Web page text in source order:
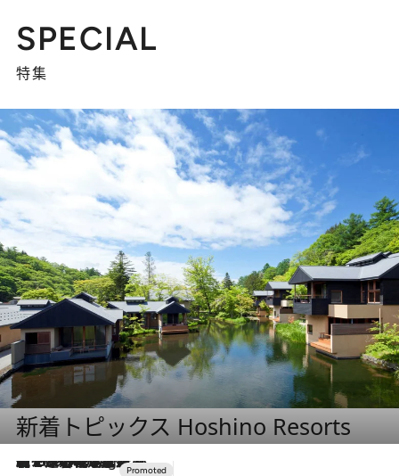
SPECIAL
特集
新着トピックス Hoshino Resorts
10 Hours Ago
【トンボの足水浴】ヒノキの香りに包まれて涼感マックス！約13℃の湧水かけ流しを避暑地「星野温泉 トンボの湯」で体験